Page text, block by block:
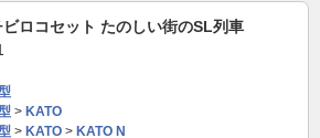
ロコセット たのしい街のSL列車
> KATO
> KATO > KATO N